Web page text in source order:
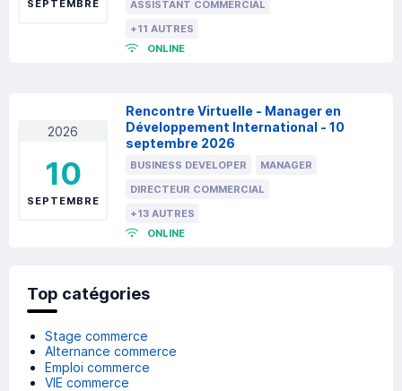
SEPTEMBRE
ASSISTANT COMMERCIAL
+11 AUTRES
ONLINE
2026
10
SEPTEMBRE
Rencontre Virtuelle - Manager en
Développement International - 10
septembre 2026
BUSINESS DEVELOPER
MANAGER
DIRECTEUR COMMERCIAL
+13 AUTRES
ONLINE
Top catégories
Stage commerce
Alternance commerce
Emploi commerce
VIE commerce